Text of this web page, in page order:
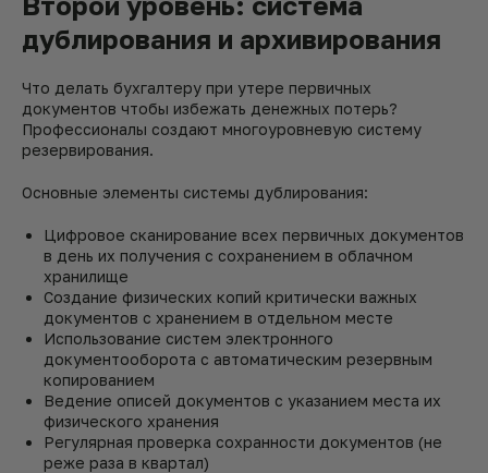
дублирования и архивирования
Что делать бухгалтеру при утере первичных
документов чтобы избежать денежных потерь?
Профессионалы создают многоуровневую систему
резервирования.
Основные элементы системы дублирования:
Цифровое сканирование всех первичных документов
в день их получения с сохранением в облачном
хранилище
Создание физических копий критически важных
документов с хранением в отдельном месте
Использование систем электронного
документооборота с автоматическим резервным
копированием
Ведение описей документов с указанием места их
физического хранения
Регулярная проверка сохранности документов (не
реже раза в квартал)